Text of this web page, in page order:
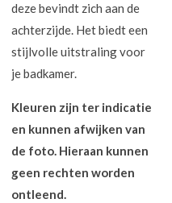
deze bevindt zich aan de
achterzijde. Het biedt een
stijlvolle uitstraling voor
je badkamer.
Kleuren zijn ter indicatie
en kunnen afwijken van
de foto. Hieraan kunnen
geen rechten worden
ontleend.